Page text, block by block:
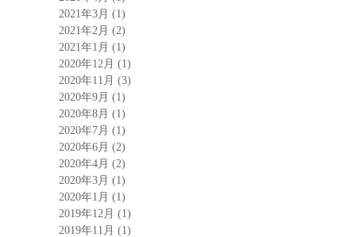
2021年3月 (1)
2021年2月 (2)
2021年1月 (1)
2020年12月 (1)
2020年11月 (3)
2020年9月 (1)
2020年8月 (1)
2020年7月 (1)
2020年6月 (2)
2020年4月 (2)
2020年3月 (1)
2020年1月 (1)
2019年12月 (1)
2019年11月 (1)